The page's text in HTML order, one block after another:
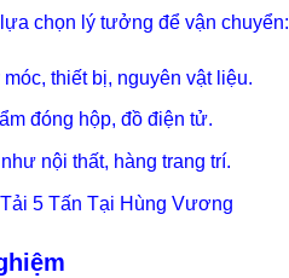
chọn lý tưởng để vận chuyển:
thiết bị, nguyên vật liệu.
đóng hộp, đồ điện tử.
nội thất, hàng trang trí.
5 Tấn Tại Hùng Vương